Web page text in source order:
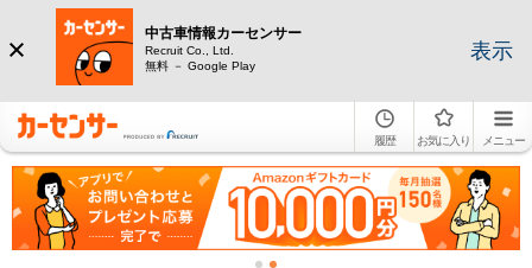
中古車情報カーセンサー
Recruit Co., Ltd.
無料 － Google Play
表示
履歴 お気に入り メニュー